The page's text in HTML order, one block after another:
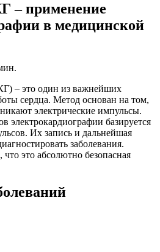
– применение
в медицинской
– это один из важнейших
сердца. Метод основан на том,
электрические импульсы.
электрокардиографии базируется
Их запись и дальнейшая
заболевания.
это абсолютно безопасная